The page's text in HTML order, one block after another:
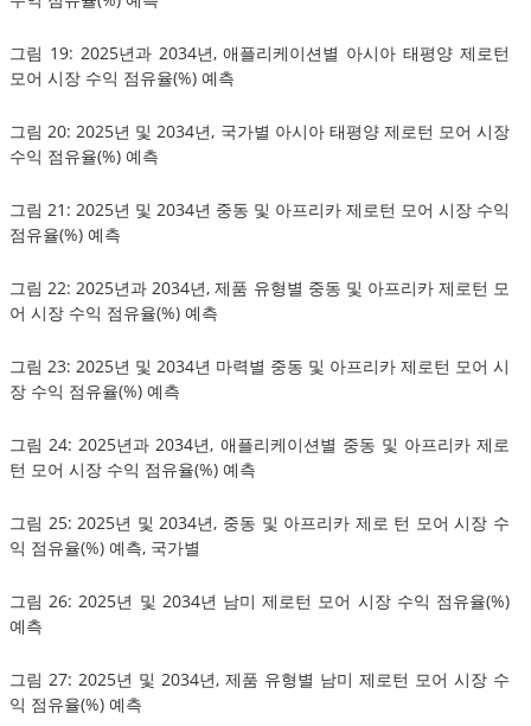
그림 19: 2025년과 2034년, 애플리케이션별 아시아 태평양 제로턴
모어 시장 수익 점유율(%) 예측
그림 20: 2025년 및 2034년, 국가별 아시아 태평양 제로턴 모어 시장
수익 점유율(%) 예측
그림 21: 2025년 및 2034년 중동 및 아프리카 제로턴 모어 시장 수익
점유율(%) 예측
그림 22: 2025년과 2034년, 제품 유형별 중동 및 아프리카 제로턴 모
어 시장 수익 점유율(%) 예측
그림 23: 2025년 및 2034년 마력별 중동 및 아프리카 제로턴 모어 시
장 수익 점유율(%) 예측
그림 24: 2025년과 2034년, 애플리케이션별 중동 및 아프리카 제로
턴 모어 시장 수익 점유율(%) 예측
그림 25: 2025년 및 2034년, 중동 및 아프리카 제로 턴 모어 시장 수
익 점유율(%) 예측, 국가별
그림 26: 2025년 및 2034년 남미 제로턴 모어 시장 수익 점유율(%)
예측
그림 27: 2025년 및 2034년, 제품 유형별 남미 제로턴 모어 시장 수
익 점유율(%) 예측